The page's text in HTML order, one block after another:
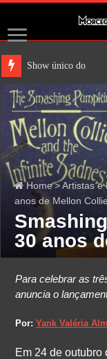
Show único do
Home>Artistas e
anos de Mellon Collie
30 anos
Para celebrar as
anuncia o
Por:Yank Valéria
Em 24 de